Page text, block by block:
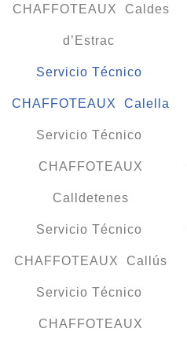
CHAFFOTEAUX Caldes
d’Estrac
Servicio Técnico
CHAFFOTEAUX Calella
Servicio Técnico
CHAFFOTEAUX
Calldetenes
Servicio Técnico
CHAFFOTEAUX Callús
Servicio Técnico
CHAFFOTEAUX